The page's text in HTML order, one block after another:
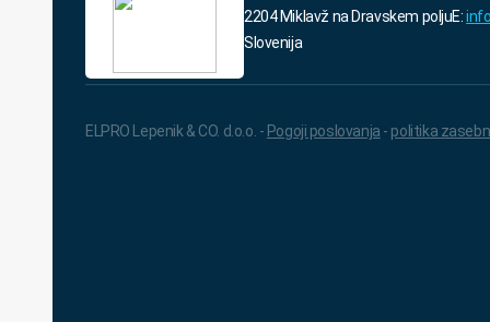
2204 Miklavž na Dravskem polju
Slovenija
E:
ELPRO Lepenik & CO. d.o.o. - Pogoji poslovanja - politika